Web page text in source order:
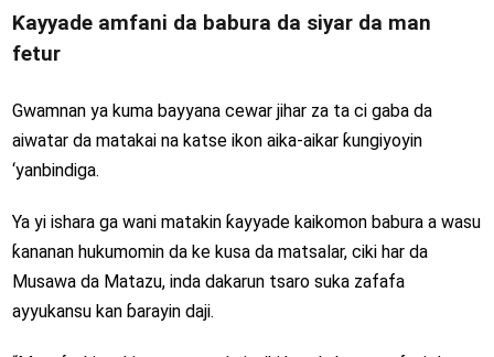
Ƙayyade amfani da babura da siyar da man
fetur
Gwamnan ya kuma bayyana cewar jihar za ta ci gaba da
aiwatar da matakai na katse ikon aika-aikar ƙungiyoyin
‘yanbindiga.
Ya yi ishara ga wani matakin ƙayyade kaikomon babura a wasu
ƙananan hukumomin da ke kusa da matsalar, ciki har da
Musawa da Matazu, inda dakarun tsaro suka zafafa
ayyukansu kan ɓarayin daji.